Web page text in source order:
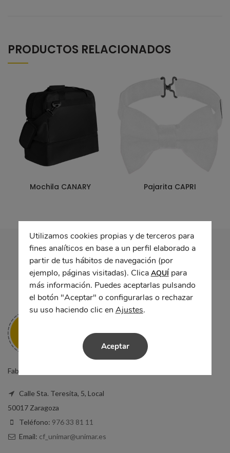
PRODUCTOS RELACIONADOS
Mochila CANARY Pajarita CAPRI
Fabricantes de ropa laboral y uniformes de trabajo en Zaragoza.
Calle Sta. Teresita, 5, Local
50017 Zaragoza
Teléfono: 976 33 81 11
Email: cf_unimar@unimar.es
Utilizamos cookies propias y de terceros para
fines analíticos en base a un perfil elaborado a
partir de tus hábitos de navegación (por
ejemplo, páginas visitadas). Clica AQUÍpara
más información. Puedes aceptarlas pulsando
el botón "Aceptar" o configurarlas o rechazar
su uso haciendo clic en Ajustes.
Aceptar